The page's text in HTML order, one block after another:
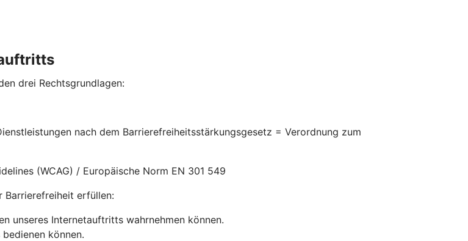
drei Rechtsgrundlagen:
nach dem Barrierefreiheitsstärkungsgesetz = Verordnung zum
(WCAG) / Europäische Norm EN 301 549
Barrierefreiheit erfüllen:
unseres Internetauftritts wahrnehmen können.
können.